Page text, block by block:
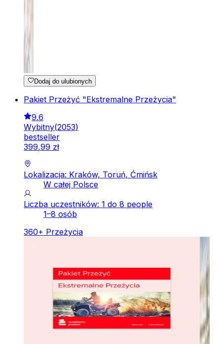
Dodaj do ulubionych
Pakiet Przeżyć "Ekstremalne Przeżycia"
9.6
Wybitny(2053)
bestseller
399,99 zł
Lokalizacja: Kraków, Toruń, Ćmińsk
W całej Polsce
Liczba uczestników: 1 do 8 people
1–8 osób
360+ Przeżycia